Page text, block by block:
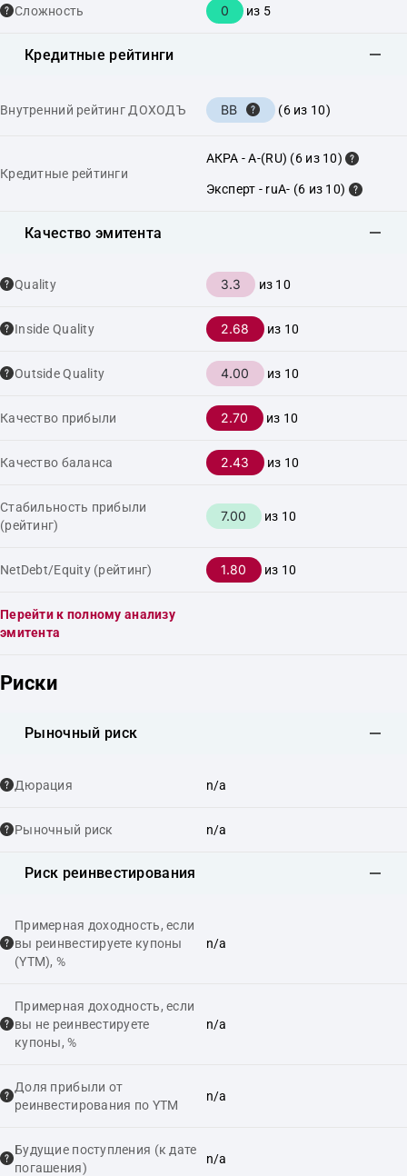
Сложность 0 из 5
Кредитные рейтинги
Внутренний рейтинг ДОХОДЪ BB (6 из 10)
Кредитные рейтинги
АКРА - A-(RU) (6 из 10)
Эксперт - ruA- (6 из 10)
Качество эмитента
Quality 3.3 из 10
Inside Quality 2.68 из 10
Outside Quality 4.00 из 10
Качество прибыли 2.70 из 10
Качество баланса 2.43 из 10
Стабильность прибыли
(рейтинг)
7.00 из 10
NetDebt/Equity (рейтинг) 1.80 из 10
Перейти к полному анализу
эмитента
Риски
Рыночный риск
Дюрация n/a
Рыночный риск n/a
Риск реинвестирования
Примерная доходность, если
вы реинвестируете купоны
(YTM), %
n/a
Примерная доходность, если
вы не реинвестируете
купоны, %
n/a
Доля прибыли от
реинвестирования по YTM
n/a
Будущие поступления (к дате
погашения)
n/a